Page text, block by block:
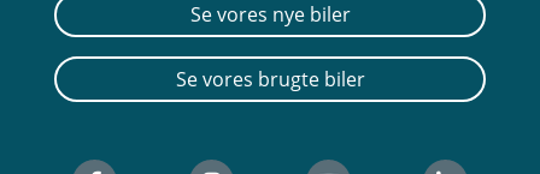
Se vores nye biler
Se vores brugte biler